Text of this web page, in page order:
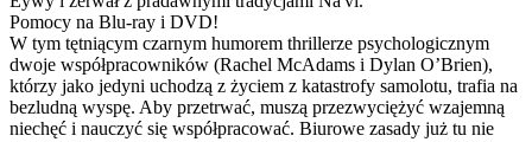
Pomocy na Blu-ray i DVD!
W tym tętniącym czarnym humorem thrillerze psychologicznym
dwoje współpracowników (Rachel McAdams i Dylan O’Brien),
którzy jako jedyni uchodzą z życiem z katastrofy samolotu, trafia na
bezludną wyspę. Aby przetrwać, muszą przezwyciężyć wzajemną
niechęć i nauczyć się współpracować. Biurowe zasady już tu nie